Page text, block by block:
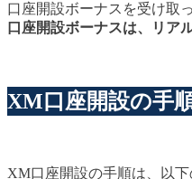
口座開設ボーナスを受け取
口座開設ボーナスは、リア
XM口座開設の手順
XM口座開設の手順は、以下